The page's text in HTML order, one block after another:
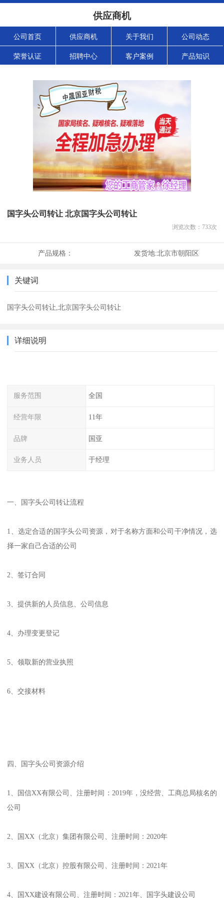
供应商机
公司首页 供应商机 关于我们 公司动态
荣誉认证 招聘中心 客户案例 产品知识
国字头公司转让 北京国字头公司转让
浏览次数： 733次
产品规格： 发货地:北京市朝阳区
关键词
国字头公司转让,北京国字头公司转让
详细说明
服务范围 全国
经营年限 11年
品牌 国亚
业务人员 于经理
一、国字头公司转让流程
1、选定合适的国字头公司资源，对于名称方面和公司干净情况，选
择一家自己合适的公司
2、签订合同
3、提供新的人员信息、公司信息
4、办理变更登记
5、领取新的营业执照
6、交接材料
四、国字头公司资源介绍
1、国信XX有限公司、注册时间：2019年，没经营、工商总局核名的
公司
2、国XX（北京）集团有限公司、注册时间：2020年
3、国XX（北京）控股有限公司、注册时间：2021年
4、国XX建设有限公司、注册时间：2021年、国字头建设公司